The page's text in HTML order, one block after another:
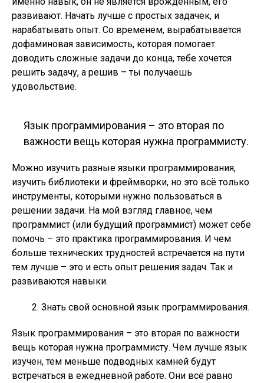
развивают. Начать лучше с простых задачек, и
нарабатывать опыт. Со временем, вырабатывается
дофаминовая зависимость, которая помогает
доводить сложные задачи до конца, тебе хочется
решить задачу, а решив – ты получаешь
удовольствие.
Язык программирования – это вторая по
важности вещь которая нужна программисту.
Можно изучить разные языки программирования,
изучить библиотеки и фреймворки, но это всё только
инструменты, которыми нужно пользоваться в
решении задачи. На мой взгляд главное, чем
программист (или будущий программист) может себе
помочь – это практика программирования. И чем
больше технических трудностей встречается на пути
тем лучше – это и есть опыт решения задач. Так и
развиваются навыки.
Знать свой основной язык программирования.
Язык программирования – это вторая по важности
вещь которая нужна программисту. Чем лучше язык
изучен, тем меньше подводных камней будут
встречаться в ежедневной работе. Они всё равно